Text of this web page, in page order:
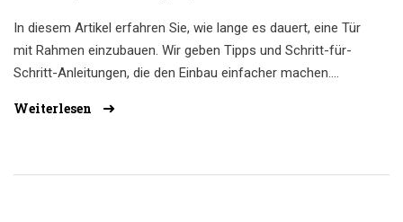
In diesem Artikel erfahren Sie, wie lange es dauert, eine Tür
mit Rahmen einzubauen. Wir geben Tipps und Schritt-für-
Schritt-Anleitungen, die den Einbau einfacher machen.
Zeit und Mühe einsparen können.
Weiterlesen